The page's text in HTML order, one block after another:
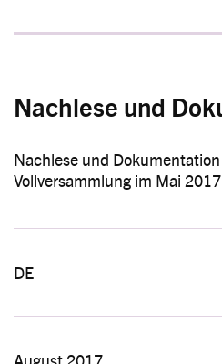
Nachlese und
Nachlese und
Vollversammlung im Mai
DE